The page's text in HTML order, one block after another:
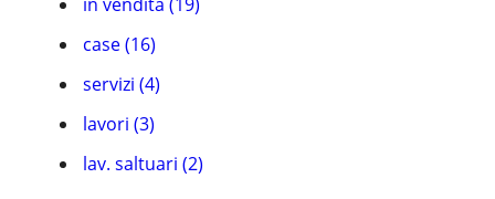
case (16)
servizi (4)
lavori (3)
lav. saltuari (2)